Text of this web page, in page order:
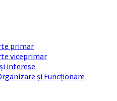
primar
viceprimar
interese
și Funcționare